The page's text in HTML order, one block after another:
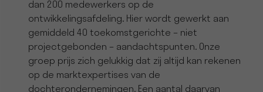
dan 200 medewerkers op de
ontwikkelingsafdeling. Hier wordt gewerkt aan
gemiddeld 40 toekomstgerichte – niet
projectgebonden – aandachtspunten. Onze
groep prijs zich gelukkig dat zij altijd kan rekenen
op de marktexpertises van de
dochterondernemingen. Een aantal daarvan